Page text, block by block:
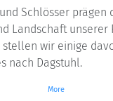
Schlösser prägen
Landschaft unserer
wir einige
nach Dagstuhl.
More